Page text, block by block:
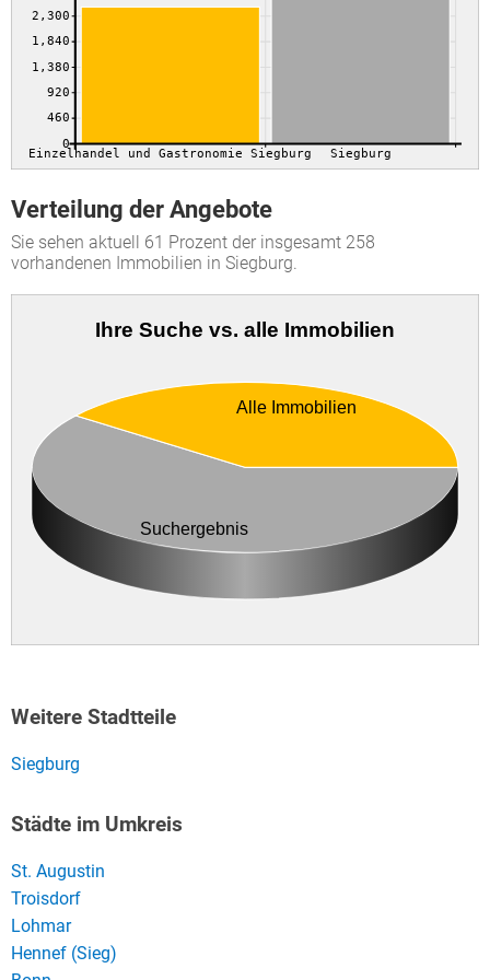
0
460
920
1,380
1,840
2,300
Einzelhandel und Gastronomie Siegburg Siegburg
Verteilung der Angebote
Sie sehen aktuell 61 Prozent der insgesamt 258
vorhandenen Immobilien in Siegburg.
Ihre Suche vs. alle Immobilien
Suchergebnis
Alle Immobilien
Weitere Stadtteile
Siegburg
Städte im Umkreis
St. Augustin
Troisdorf
Lohmar
Hennef (Sieg)